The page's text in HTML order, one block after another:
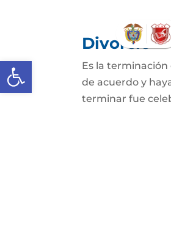
Abrir barra de herramientas
Divorcio
Es la terminación
de acuerdo y
terminar fue